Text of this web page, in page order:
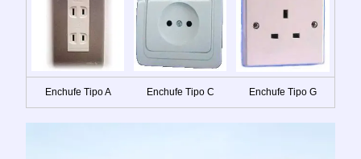
Enchufe Tipo A Enchufe Tipo C Enchufe Tipo G